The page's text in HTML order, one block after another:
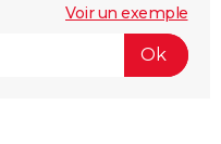
Voir un exemple